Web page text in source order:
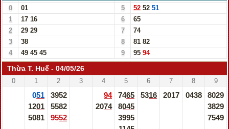
0 01 5 52 52 51
1
17 16 6
65
2
29 29 7
74
3
38 8 81 82
4
49 45 45 9 95 94
Thừa T. Huế - 04/05/26
0 1 2 3 4 5 6 7 8 9
051
1201
5081
3952
5582
9552
94
2074
7465
8045
3995
5316 2017 0438
8029
3829
7549